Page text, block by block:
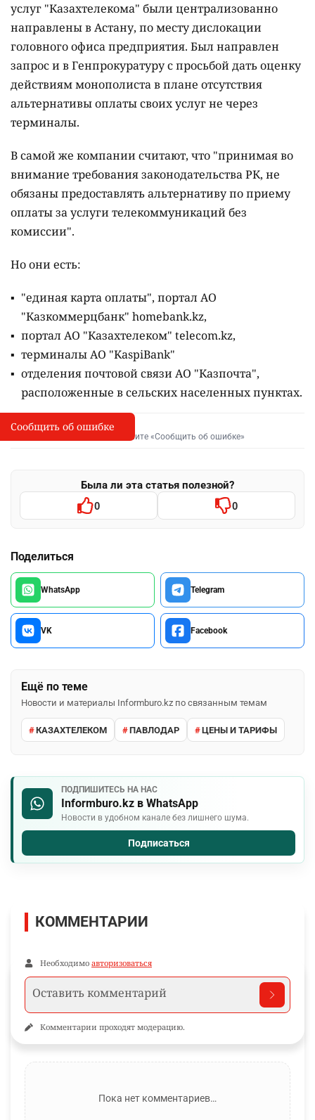
услуг "Казахтелекома" были централизованно
направлены в Астану, по месту дислокации
головного офиса предприятия. Был направлен
запрос и в Генпрокуратуру с просьбой дать оценку
действиям монополиста в плане отсутствия
альтернативы оплаты своих услуг не через
терминалы.
В самой же компании считают, что "принимая во
внимание требования законодательства РК, не
обязаны предоставлять альтернативу по приему
оплаты за услуги телекоммуникаций без
комиссии".
Но они есть:
"единая карта оплаты", портал АО
"Казкоммерцбанк" homebank.kz,
портал АО "Казахтелеком" telecom.kz,
терминалы АО "KaspiBank"
отделения почтовой связи АО "Казпочта",
расположенные в сельских населенных пунктах.
I
Сообщить об опечатке
Выделите фрагмент и нажмите «Сообщить об ошибке»
Была ли эта статья полезной?
0 0
Поделиться
WhatsApp Telegram
VK Facebook
Ещё по теме
Новости и материалы Informburo.kz по связанным темам
КАЗАХТЕЛЕКОМ ПАВЛОДАР ЦЕНЫ И ТАРИФЫ
ПОДПИШИТЕСЬ НА НАС
Informburo.kz в WhatsApp
Новости в удобном канале без лишнего шума.
Подписаться
Сообщить об ошибке
КОММЕНТАРИИ
Необходимо авторизоваться
Комментарии проходят модерацию.
Пока нет комментариев…